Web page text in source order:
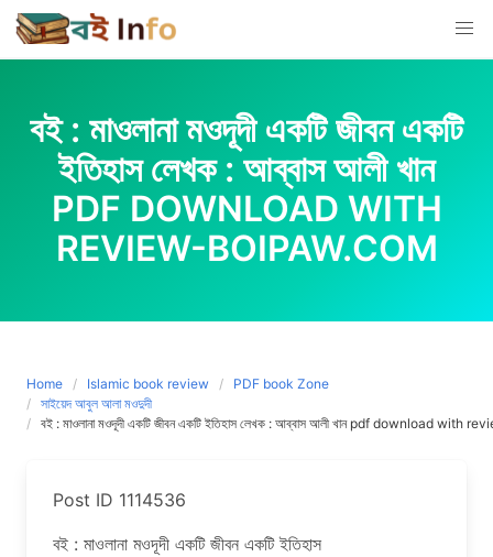
Skip
to
content
বই : মাওলানা মওদূদী একটি জীবন একটি
ইতিহাস লেখক : আব্বাস আলী খান
PDF DOWNLOAD WITH
REVIEW-BOIPAW.COM
Home Islamic book review
PDF book Zone
সাইয়েদ আবুল আলা মওদুদী
বই : মাওলানা মওদূদী একটি জীবন একটি ইতিহাস লেখক : আব্বাস আলী খান pdf download with
Post ID 1114536
বই : মাওলানা মওদূদী একটি জীবন একটি ইতিহাস